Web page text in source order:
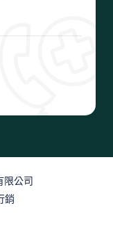
限公司
銷